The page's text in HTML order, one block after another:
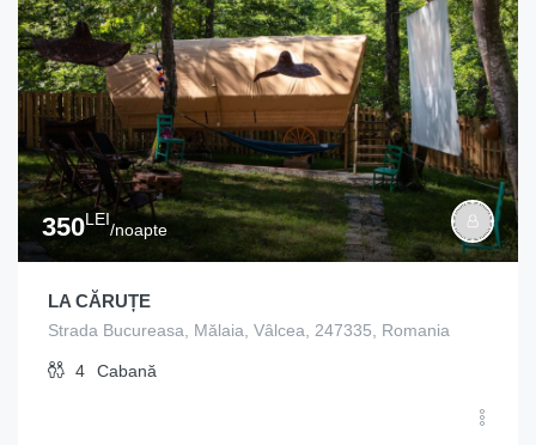
350LEI
/noapte
LA CĂRUȚE
Strada Bucureasa, Mălaia, Vâlcea, 247335, Romania
4 Cabană